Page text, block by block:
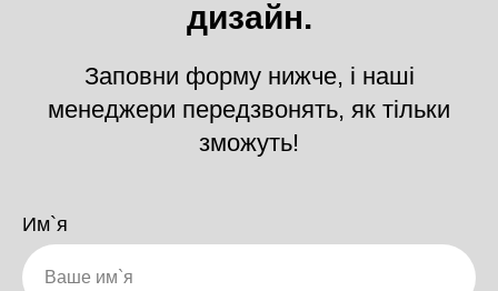
дизайн.
Заповни форму нижче, і наші
менеджери передзвонять, як тільки
зможуть!
Им`я